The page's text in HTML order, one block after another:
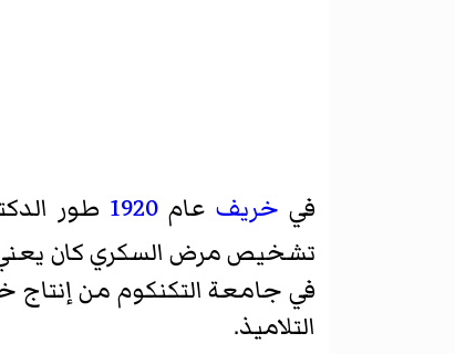
في خريف عام1920 طور
تشخيص مرض السكري كان
في جامعة التكنكوم من إنتاج
التلاميذ.